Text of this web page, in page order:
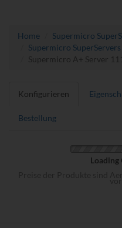
Home
Supermicro
Supermicro SuperServers
Supermicro A+ Server
Konfigurieren
Bestellung
Loading